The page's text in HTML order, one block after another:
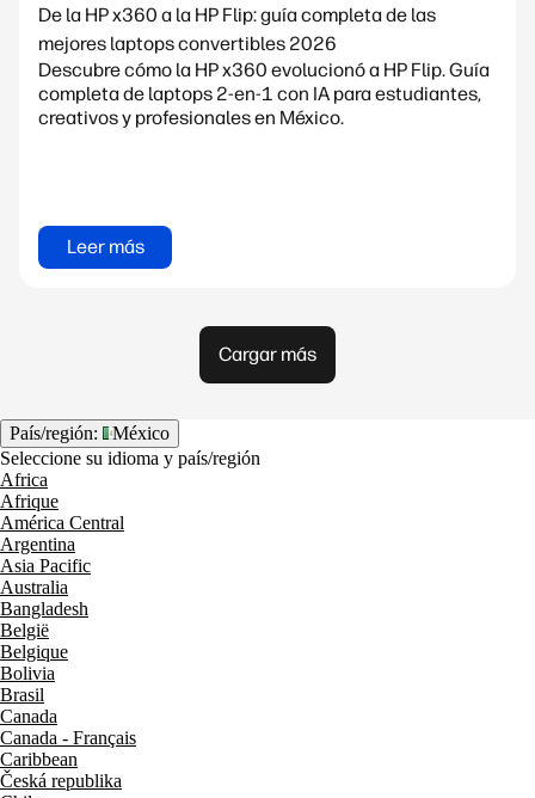
De la HP x360 a la HP Flip: guía completa de las
mejores laptops convertibles 2026
Descubre cómo la HP x360 evolucionó a HP Flip. Guía
completa de laptops 2-en-1 con IA para estudiantes,
creativos y profesionales en México.
Leer más
Cargar más
País/región:
México
Seleccione su idioma y país/región
Africa
Afrique
América Central
Argentina
Asia Pacific
Australia
Bangladesh
België
Belgique
Bolivia
Brasil
Canada
Canada - Français
Caribbean
Česká republika